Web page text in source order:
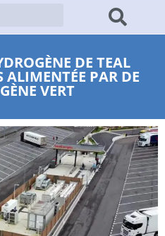
DE TEAL
PAR DE
VERT